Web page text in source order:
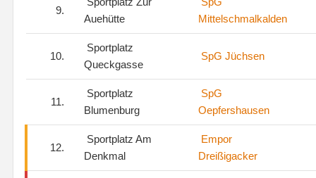
9.
Auehütte
Mittelschmalkalden
10.
Sportplatz
Queckgasse
SpG Jüchsen
11.
Sportplatz
Blumenburg
SpG
Oepfershausen
12.
Sportplatz Am
Denkmal
Empor
Dreißigacker